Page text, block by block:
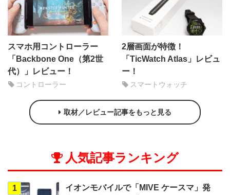
スマホ用コントローラー
「Backbone One（第2世
代）」レビュー！
コントローラー
2層画面が特徴！
「TicWatch Atlas」レビュ
ー！
スマートウォッチ
取材／レビュー記事をもっと見る
人気記事ランキング
1
イオンモバイルで「MIVE ケースマ」発